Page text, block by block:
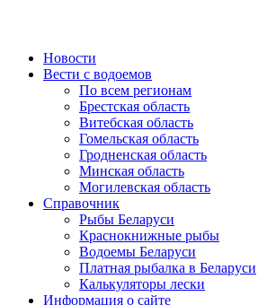
Новости
Вести с водоемов
По всем регионам
Брестская область
Витебская область
Гомельская область
Гродненская область
Минская область
Могилевская область
Справочник
Рыбы Беларуси
Краснокнижные рыбы
Водоемы Беларуси
Платная рыбалка в Беларуси
Калькуляторы лески
Информация о сайте